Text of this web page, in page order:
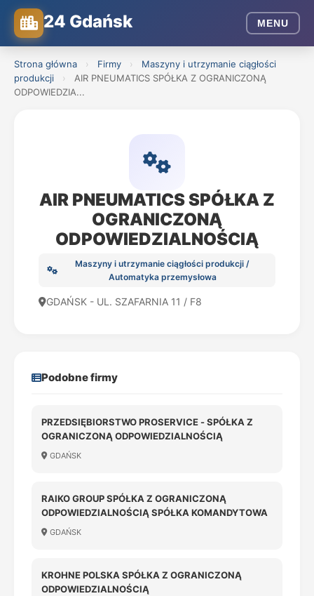
24 Gdańsk MENU
Strona główna › Firmy ›
Maszyny i utrzymanie ciągłości
produkcji
›
AIR PNEUMATICS SPÓŁKA Z OGRANICZONĄ
ODPOWIEDZIA...
AIR PNEUMATICS SPÓŁKA Z
OGRANICZONĄ
ODPOWIEDZIALNOŚCIĄ
Maszyny i utrzymanie ciągłości produkcji /
Automatyka przemysłowa
GDAŃSK - UL. SZAFARNIA 11 / F8
Podobne firmy
PRZEDSIĘBIORSTWO PROSERVICE - SPÓŁKA Z
OGRANICZONĄ ODPOWIEDZIALNOŚCIĄ
GDAŃSK
RAIKO GROUP SPÓŁKA Z OGRANICZONĄ
ODPOWIEDZIALNOŚCIĄ SPÓŁKA KOMANDYTOWA
GDAŃSK
KROHNE POLSKA SPÓŁKA Z OGRANICZONĄ
ODPOWIEDZIALNOŚCIĄ